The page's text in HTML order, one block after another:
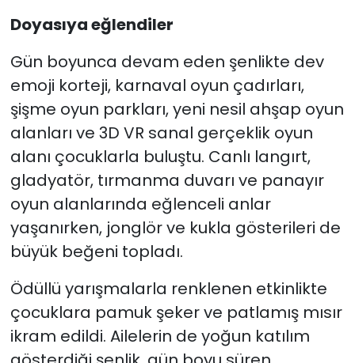
Doyasıya eğlendiler
Gün boyunca devam eden şenlikte dev
emoji korteji, karnaval oyun çadırları,
şişme oyun parkları, yeni nesil ahşap oyun
alanları ve 3D VR sanal gerçeklik oyun
alanı çocuklarla buluştu. Canlı langırt,
gladyatör, tırmanma duvarı ve panayır
oyun alanlarında eğlenceli anlar
yaşanırken, jonglör ve kukla gösterileri de
büyük beğeni topladı.
Ödüllü yarışmalarla renklenen etkinlikte
çocuklara pamuk şeker ve patlamış mısır
ikram edildi. Ailelerin de yoğun katılım